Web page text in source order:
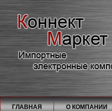
ГЛАВНАЯ О КОМПАНИИ